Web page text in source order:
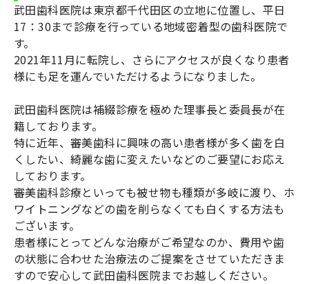
武田歯科医院は東京都千代田区の立地に位置し、平日
17：30まで診療を行っている地域密着型の歯科医院で
す。
2021年11月に転院し、さらにアクセスが良くなり患者
様にも足を運んでいただけるようになりました。
武田歯科医院は補綴診療を極めた理事長と委員長が在
籍しております。
特に近年、審美歯科に興味の高い患者様が多く歯を白
くしたい、綺麗な歯に変えたいなどのご要望にお応え
しております。
審美歯科診療といっても被せ物も種類が多岐に渡り、ホ
ワイトニングなどの歯を削らなくても白くする方法も
ございます。
患者様にとってどんな治療がご希望なのか、費用や歯
の状態に合わせた治療法のご提案をさせていただきま
すので安心して武田歯科医院までお越しください。